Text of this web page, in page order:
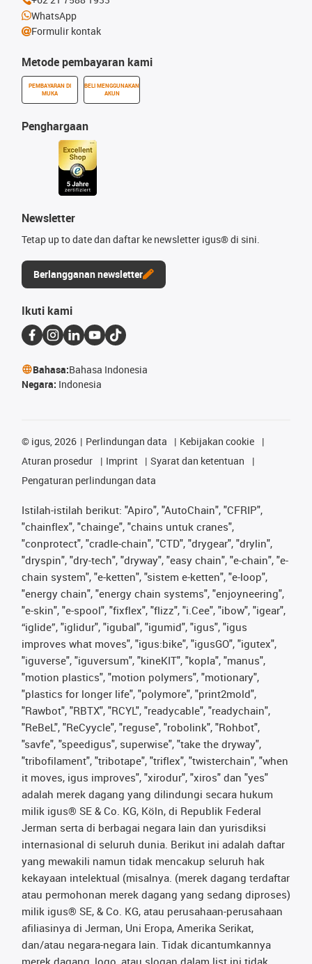
Metode pembayaran kami
PEMBAYARAN DI
MUKA
BELI MENGGUNAKAN
AKUN
Penghargaan
Newsletter
Tetap up to date dan daftar ke newsletter igus® di sini.
Berlangganan newsletter
WhatsApp
Formulir kontak
Ikuti kami
Bahasa:Bahasa Indonesia
Negara: Indonesia
© igus, 2026 Perlindungan data
Kebijakan cookie
Aturan prosedur
Imprint
Syarat dan ketentuan
Pengaturan perlindungan data
Istilah-istilah berikut: "Apiro", "AutoChain", "CFRIP",
"chainflex", "chainge", "chains untuk cranes",
"conprotect", "cradle-chain", "CTD", "drygear", "drylin",
"dryspin", "dry-tech", "dryway", "easy chain", "e-chain", "e-
chain system", "e-ketten", "sistem e-ketten", "e-loop",
"energy chain", "energy chain systems", "enjoyneering",
"e-skin", "e-spool", "fixflex", "flizz", "i.Cee", "ibow", "igear",
“iglide”, "iglidur", "igubal", "igumid", "igus", "igus
improves what moves", "igus:bike", "igusGO", "igutex",
"iguverse", "iguversum", "kineKIT", "kopla", "manus",
"motion plastics", "motion polymers", "motionary",
"plastics for longer life", "polymore", "print2mold",
"Rawbot", "RBTX", "RCYL", "readycable", "readychain",
"ReBeL", "ReCyycle", "reguse", "robolink", "Rohbot",
"savfe", "speedigus", superwise", "take the dryway",
"tribofilament", "tribotape", "triflex", "twisterchain", "when
it moves, igus improves", "xirodur", "xiros" dan "yes"
adalah merek dagang yang dilindungi secara hukum
milik igus® SE & Co. KG, Köln, di Republik Federal
Jerman serta di berbagai negara lain dan yurisdiksi
internasional di seluruh dunia. Berikut ini adalah daftar
yang mewakili namun tidak mencakup seluruh hak
kekayaan intelektual (misalnya. (merek dagang terdaftar
atau permohonan merek dagang yang sedang diproses)
milik igus® SE, & Co. KG, atau perusahaan-perusahaan
afiliasinya di Jerman, Uni Eropa, Amerika Serikat,
dan/atau negara-negara lain. Tidak dicantumkannya
merek dagang, logo, atau slogan dalam list ini tidak